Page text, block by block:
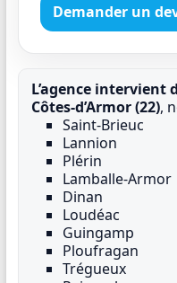
Demander un
L’agence
Côtes-d’Armor (22),
Saint-Brieuc
Lannion
Plérin
Lamballe-Armor
Dinan
Loudéac
Guingamp
Ploufragan
Trégueux